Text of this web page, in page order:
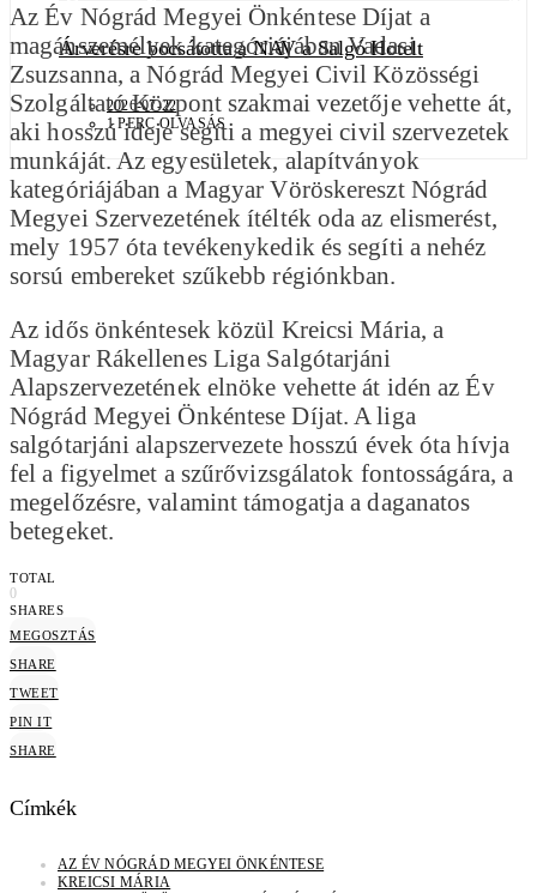
Árverésre bocsátotta a NAV a Salgó Hotelt
2026-07-22
1 PERC OLVASÁS
Az Év Nógrád Megyei Önkéntese Díjat a
magánszemélyek kategóriájában Vadasi
Zsuzsanna, a Nógrád Megyei Civil Közösségi
Szolgáltató Központ szakmai vezetője vehette át,
aki hosszú ideje segíti a megyei civil szervezetek
munkáját. Az egyesületek, alapítványok
kategóriájában a Magyar Vöröskereszt Nógrád
Megyei Szervezetének ítélték oda az elismerést,
mely 1957 óta tevékenykedik és segíti a nehéz
sorsú embereket szűkebb régiónkban.
Az idős önkéntesek közül Kreicsi Mária, a
Magyar Rákellenes Liga Salgótarjáni
Alapszervezetének elnöke vehette át idén az Év
Nógrád Megyei Önkéntese Díjat. A liga
salgótarjáni alapszervezete hosszú évek óta hívja
fel a figyelmet a szűrővizsgálatok fontosságára, a
megelőzésre, valamint támogatja a daganatos
betegeket.
TOTAL
0
SHARES
MEGOSZTÁS
SHARE
TWEET
PIN IT
SHARE
Címkék
AZ ÉV NÓGRÁD MEGYEI ÖNKÉNTESE
KREICSI MÁRIA